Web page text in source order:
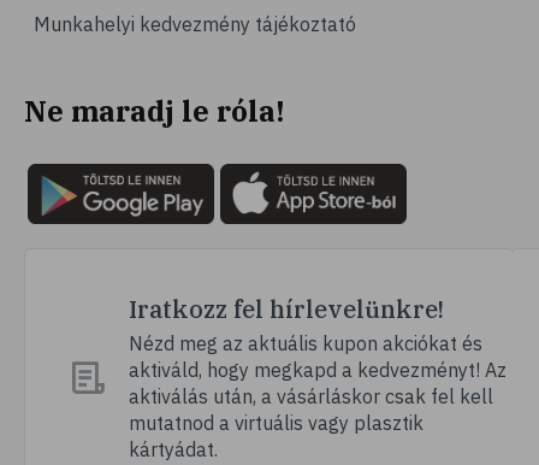
Munkahelyi kedvezmény tájékoztató
Ne maradj le róla!
Iratkozz fel hírlevelünkre!
Nézd meg az aktuális kupon akciókat és
aktiváld, hogy megkapd a kedvezményt! Az
aktiválás után, a vásárláskor csak fel kell
mutatnod a virtuális vagy plasztik
kártyádat.